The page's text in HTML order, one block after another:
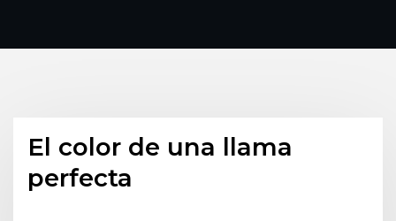
El color de una llama
perfecta